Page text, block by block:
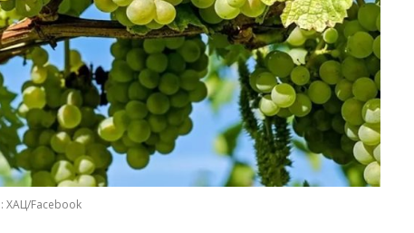
ХАЦ/Facebook